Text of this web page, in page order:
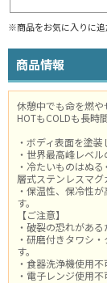
※商品をお気に入りに追
商品情報
休憩中でも命を燃や
HOTもCOLDも長時
・ボディ表面を塗
・世界最高峰レベ
・冷たいものはぬ
層式ステンレスマグ
・保温性、保冷性
す。
【ご注意】
・破裂の恐れがあ
・研磨付きタワシ
す。
・食器洗浄機使用不
・電子レンジ使用不